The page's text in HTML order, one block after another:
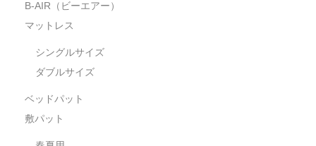
B-AIR（ビーエアー）
マットレス
シングルサイズ
ダブルサイズ
ベッドパット
敷パット